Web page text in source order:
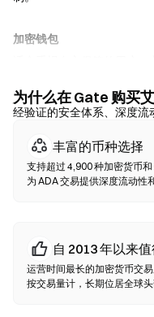
加密钱包
内直接兑换代币。部分钱
可使用信用卡购买 ADA。
实合约地址。
去中心化交易所（DEX）
无需中间方的点对点交易
Chain、Polygon 等 EVM 兼
为什么在 Gate 购买
经验证的安全体系、深度流
丰富的币种选择
支持超过 4,900 种加密货币和
为 ADA 交易提供深度流动性
自 2013 年以来
运营时间最长的加密货币交
按交易量计，长期位居全球头